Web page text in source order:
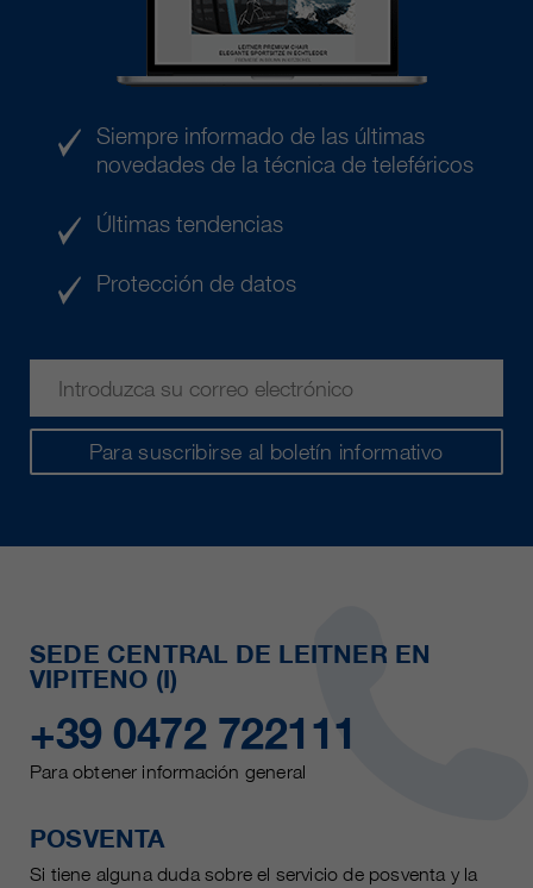
Para suscribirse al boletín informativo
Siempre informado de las últimas
novedades de la técnica de teleféricos
Últimas tendencias
Protección de datos
SEDE CENTRAL DE LEITNER EN
VIPITENO (I)
+39 0472 722111
Para obtener información general
POSVENTA
Si tiene alguna duda sobre el servicio de posventa y la